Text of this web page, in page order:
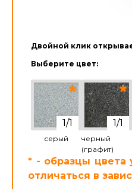
Двойной клик
Выберите цвет:
серый
черный
(графит)
* - образцы цвета
отличаться в